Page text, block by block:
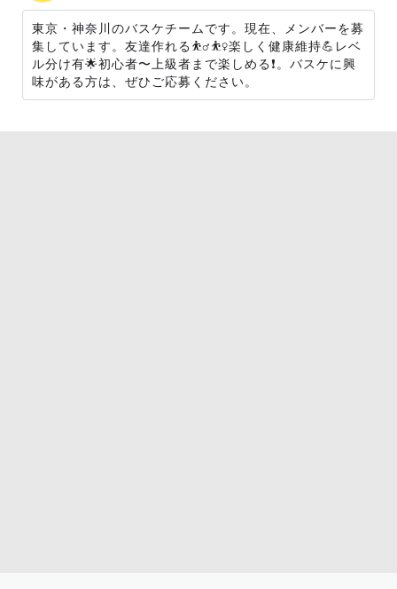
東京・神奈川のバスケチームです。現在、メンバーを募
集しています。友達作れる⛹️‍♂️⛹️‍♀️楽しく健康維持💪レベ
ル分け有🌟初心者〜上級者まで楽しめる❗️。バスケに興
味がある方は、ぜひご応募ください。